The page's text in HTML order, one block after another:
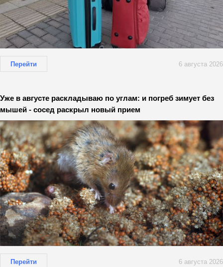
Перейти 6 августа 2026
Уже в августе раскладываю по углам: и погреб зимует без
мышей - сосед раскрыл новый прием
Перейти 6 августа 2026